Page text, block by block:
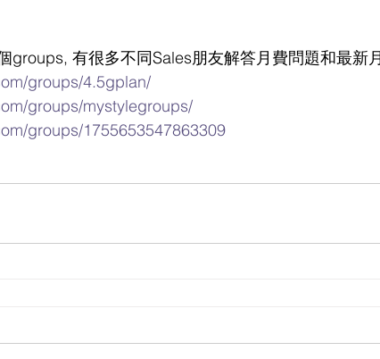
groups, 有很多不同Sales朋友解答月費問題和最新
groups/4.5gplan/
groups/mystylegroups/
groups/1755653547863309